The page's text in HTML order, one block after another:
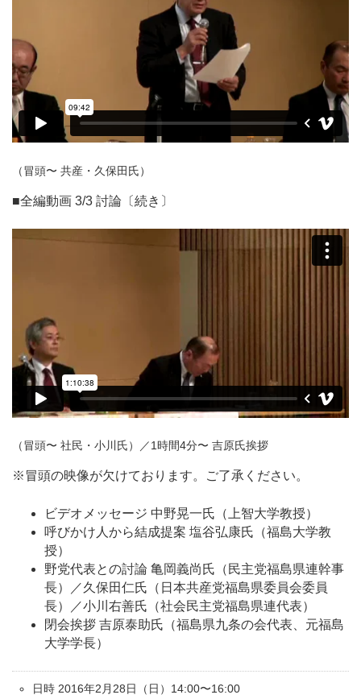
（冒頭〜 共産・久保田氏）
■全編動画 3/3 討論〔続き〕
（冒頭〜 社民・小川氏）／1時間4分〜 吉原氏挨拶
※冒頭の映像が欠けております。ご了承ください。
ビデオメッセージ 中野晃一氏（上智大学教授）
呼びかけ人から結成提案 塩谷弘康氏（福島大学教
授）
野党代表との討論 亀岡義尚氏（民主党福島県連幹事
長）／久保田仁氏（日本共産党福島県委員会委員
長）／小川右善氏（社会民主党福島県連代表）
閉会挨拶 吉原泰助氏（福島県九条の会代表、元福島
大学学長）
日時 2016年2月28日（日）14:00〜16:00